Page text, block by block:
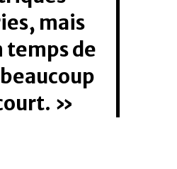
mais
temps de